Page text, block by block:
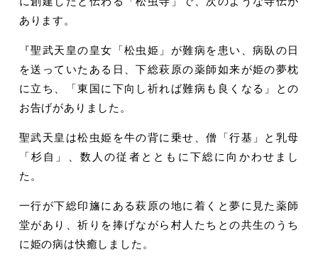
あります。
『聖武天皇の皇女「松虫姫」が難病を患い、病臥の日
を送っていたある日、下総萩原の薬師如来が姫の夢枕
に立ち、「東国に下向し祈れば難病も良くなる」との
お告げがありました。
聖武天皇は松虫姫を牛の背に乗せ、僧「行基」と乳母
「杉自」、数人の従者とともに下総に向かわせまし
た。
一行が下総印旛にある萩原の地に着くと夢に見た薬師
堂があり、祈りを捧げながら村人たちとの共生のうち
に姫の病は快癒しました。